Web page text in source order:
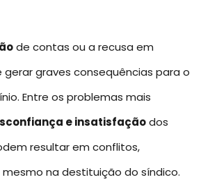
de contas ou a recusa em
graves consequências para o
Entre os problemas mais
e insatisfaçãodos
resultar em conflitos,
na destituição do síndico.